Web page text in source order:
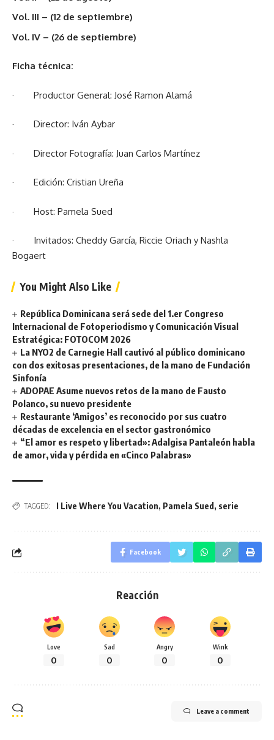
Vol. III – (12 de septiembre)
Vol. IV – (26 de septiembre)
Ficha técnica:
· Productor General: José Ramon Alamá
· Director: Iván Aybar
· Director Fotografía: Juan Carlos Martínez
· Edición: Cristian Ureña
· Host: Pamela Sued
· Invitados: Cheddy García, Riccie Oriach y Nashla
Bogaert
You Might Also Like
República Dominicana será sede del 1.er Congreso
Internacional de Fotoperiodismo y Comunicación Visual
Estratégica: FOTOCOM 2026
La NYO2 de Carnegie Hall cautivó al público dominicano
con dos exitosas presentaciones, de la mano de Fundación
Sinfonía
ADOPAE Asume nuevos retos de la mano de Fausto
Polanco, su nuevo presidente
Restaurante ‘Amigos’ es reconocido por sus cuatro
décadas de excelencia en el sector gastronómico
“El amor es respeto y libertad»: Adalgisa Pantaleón habla
de amor, vida y pérdida en «Cinco Palabras»
TAGGED: I Live Where You Vacation, Pamela Sued , serie
Facebook
Reacción
Love
0
Sad
0
Angry
0
Wink
0
Leave a comment